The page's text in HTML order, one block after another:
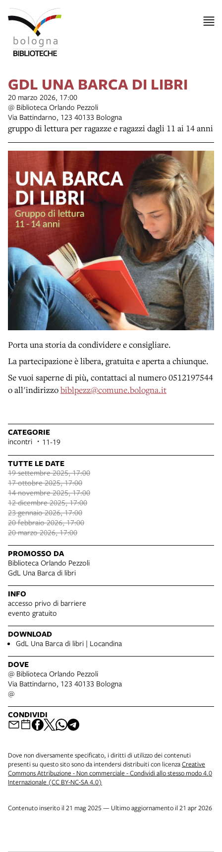
GDL UNA BARCA DI LIBRI
20 marzo 2026, 17:00
@ Biblioteca Orlando Pezzoli
Via Battindarno, 123 40133 Bologna
gruppo di lettura per ragazze e ragazzi dagli 11 ai 14 anni
Porta una storia da condividere e consigliare.
La partecipazione è libera, gratuita e aperta a chiunque.
Se vuoi saperne di più, contattaci al numero 0512197544
o all'indirizzobiblpezz@comune.bologna.it
CATEGORIE
incontri 11-19
TUTTE LE DATE
19 settembre 2025, 17:00
17 ottobre 2025, 17:00
14 novembre 2025, 17:00
12 dicembre 2025, 17:00
23 gennaio 2026, 17:00
20 febbraio 2026, 17:00
20 marzo 2026, 17:00
PROMOSSO DA
Biblioteca Orlando Pezzoli
GdL Una Barca di libri
INFO
accesso privo di barriere
evento gratuito
DOWNLOAD
GdL Una Barca di libri | Locandina
DOVE
@ Biblioteca Orlando Pezzoli
Via Battindarno, 123 40133 Bologna
@
CONDIVIDI
Dove non diversamente specificato, i diritti di utilizzo dei contenuti
presenti su questo sito sono da intendersi distribuiti con licenzaCreative
Commons Attribuzione - Non commerciale - Condividi allo stesso modo 4.0
Internazionale (CC BY-NC-SA 4.0)
Contenuto inserito il 21 mag 2025 — Ultimo aggiornamento il 21 apr 2026